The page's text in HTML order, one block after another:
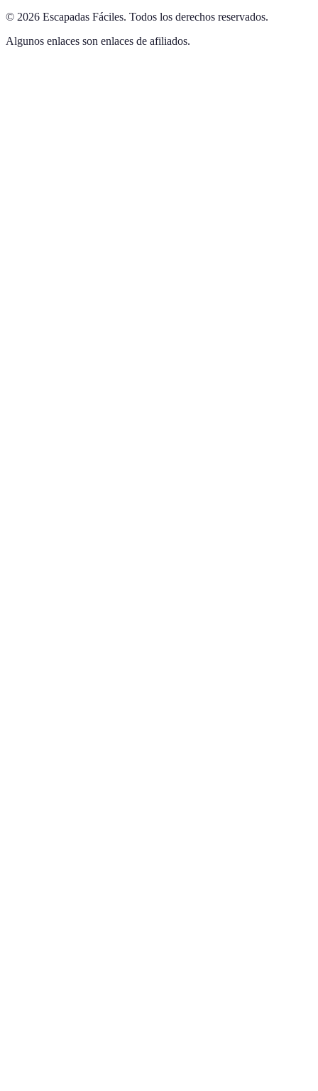
© 2026 Escapadas Fáciles. Todos los derechos reservados.
Algunos enlaces son enlaces de afiliados.